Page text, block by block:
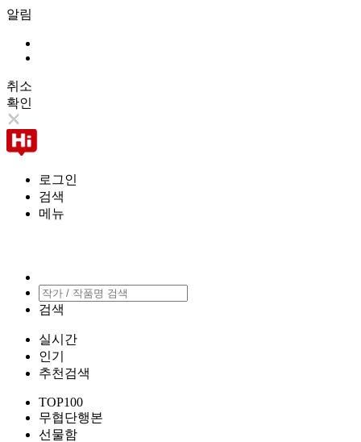
알림
취소
확인
로그인
검색
메뉴
검색
실시간
인기
추천검색
TOP100
무협단행본
선물함